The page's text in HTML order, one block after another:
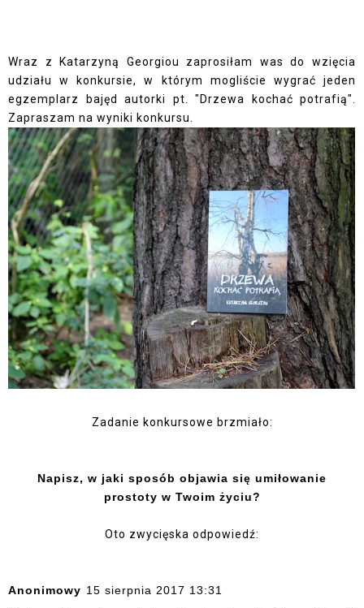
Wraz z Katarzyną Georgiou zaprosiłam was do wzięcia
udziału w konkursie, w którym mogliście wygrać jeden
egzemplarz bajęd autorki pt. "Drzewa kochać potrafią".
Zapraszam na wyniki konkursu.
Zadanie konkursowe brzmiało:
Napisz, w jaki sposób objawia się umiłowanie
prostoty w Twoim życiu?
Oto zwycięska odpowiedź:
Anonimowy 15 sierpnia 2017 13:31